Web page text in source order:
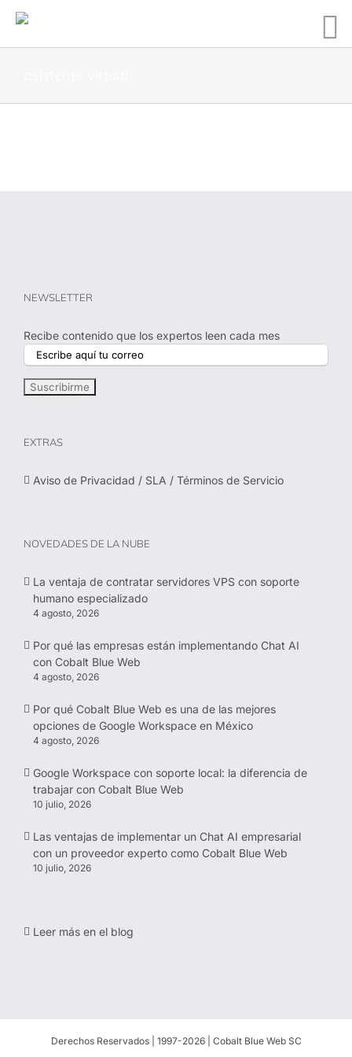
NEWSLETTER
Recibe contenido que los expertos leen cada mes
EXTRAS
Aviso de Privacidad / SLA / Términos de Servicio
NOVEDADES DE LA NUBE
La ventaja de contratar servidores VPS con soporte
humano especializado
4 agosto, 2026
Por qué las empresas están implementando Chat AI
con Cobalt Blue Web
4 agosto, 2026
Por qué Cobalt Blue Web es una de las mejores
opciones de Google Workspace en México
4 agosto, 2026
Google Workspace con soporte local: la diferencia de
trabajar con Cobalt Blue Web
10 julio, 2026
Las ventajas de implementar un Chat AI empresarial
con un proveedor experto como Cobalt Blue Web
10 julio, 2026
Leer más en el blog
Derechos Reservados | 1997-2026 | Cobalt Blue Web SC